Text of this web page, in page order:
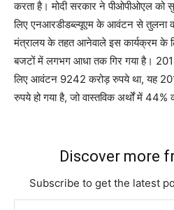
करता है। मोदी सरकार ने पीओपीओएल को
लिए एनआरडीडब्ल्यूएम के आवंटन से तुलना
मंत्रालय के तहत आनेवाले इस कार्यक्रम
बजटों में लगभग आधा तक गिर गया है।
लिए आवंटन 9242 करोड़ रुपये था, यह
रुपये हो गया है, जो वास्तविक अर्थों में 44%
Discover more
Subscribe to get the latest
Type your email…